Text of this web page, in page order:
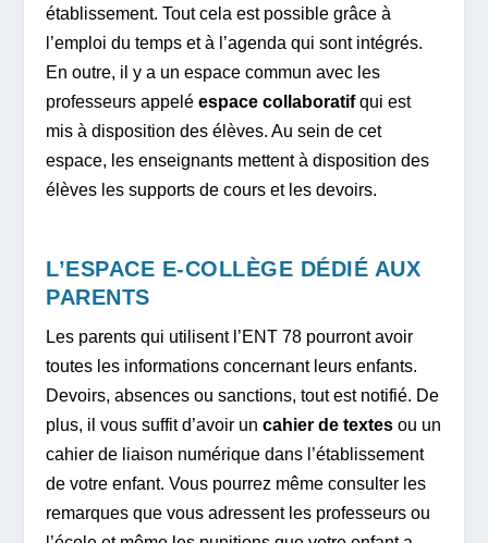
établissement. Tout cela est possible grâce à
l’emploi du temps et à l’agenda qui sont intégrés.
En outre, il y a un espace commun avec les
professeurs appeléespace collaboratifqui est
mis à disposition des élèves. Au sein de cet
espace, les enseignants mettent à disposition des
élèves les supports de cours et les devoirs.
L’ESPACE E-COLLÈGE DÉDIÉ AUX
PARENTS
Les parents qui utilisent l’ENT 78 pourront avoir
toutes les informations concernant leurs enfants.
Devoirs, absences ou sanctions, tout est notifié. De
plus, il vous suffit d’avoir uncahier de textesou un
cahier de liaison numérique dans l’établissement
de votre enfant. Vous pourrez même consulter les
remarques que vous adressent les professeurs ou